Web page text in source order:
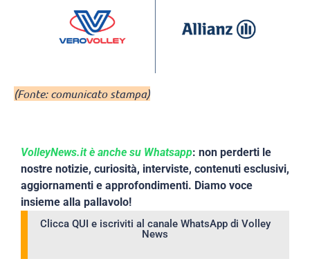
(Fonte: comunicato stampa)
VolleyNews.it è anche su Whatsapp: non perderti le
nostre notizie, curiosità, interviste, contenuti esclusivi,
aggiornamenti e approfondimenti. Diamo voce
insieme alla pallavolo!
Clicca QUI e iscriviti al canale WhatsApp di Volley
News